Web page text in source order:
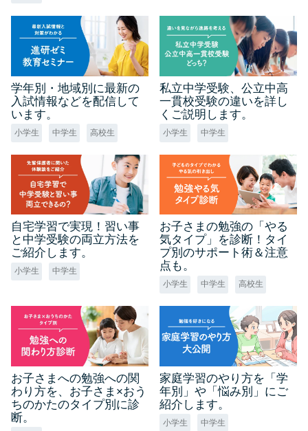
学年別・地域別に最新の
入試情報などを配信して
います。
小学生 中学生 高校生
私立中学受験、公立中高
一貫校受験の違いを詳し
くご説明します。
小学生 中学生
自宅学習で実現！習い事
と中学受験の両立方法を
ご紹介します。
小学生 中学生
お子さまの勉強の「やる
気タイプ」を診断！タイ
プ別のサポート術＆注意
点も。
小学生 中学生 高校生
お子さまへの勉強への関
わり方を、お子さま×おう
ちのかたのタイプ別に診
断。
家庭学習のやり方を「学
年別」や「悩み別」にご
紹介します。
小学生 中学生